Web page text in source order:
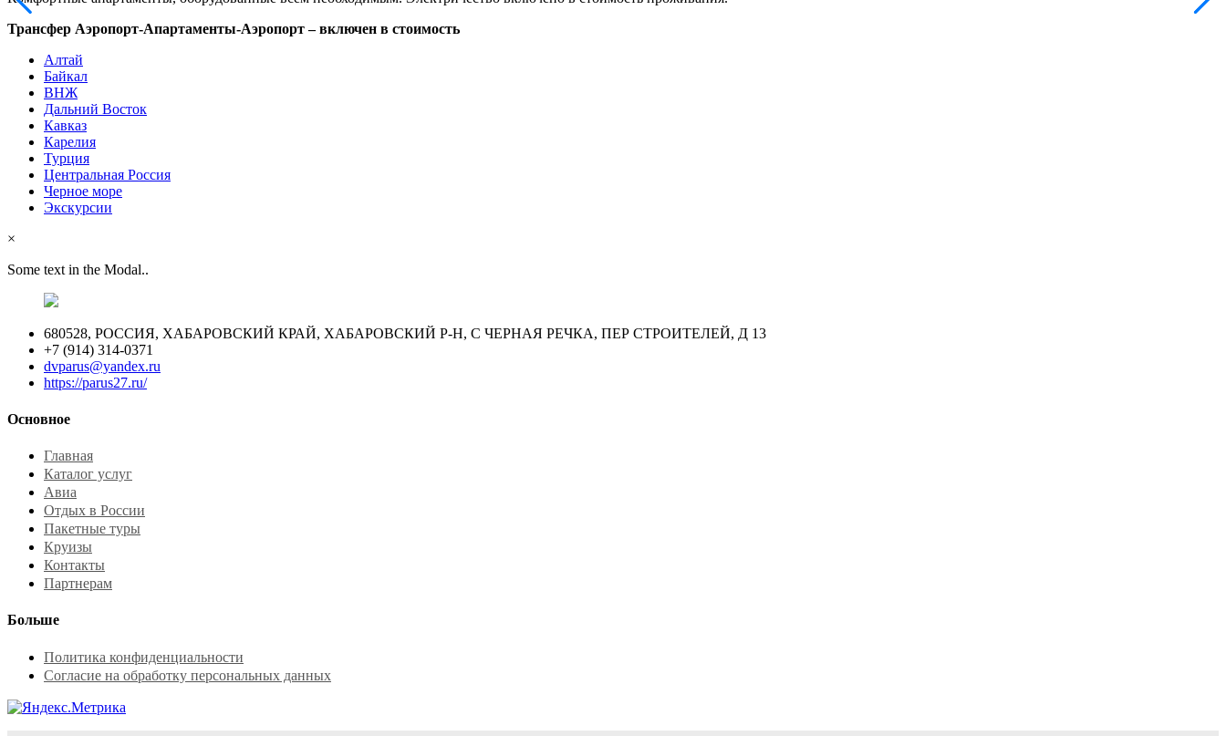
Трансфер Аэропорт-Апартаменты-Аэропорт – включен в стоимость
Алтай
Байкал
ВНЖ
Дальний Восток
Кавказ
Карелия
Турция
Центральная Россия
Черное море
Экскурсии
×
Some text in the Modal..
680528, РОССИЯ, ХАБАРОВСКИЙ КРАЙ, ХАБАРОВСКИЙ Р-Н, С ЧЕРНАЯ РЕЧКА, ПЕР СТРОИТЕЛЕЙ, Д 13
+7 (914) 314-0371
dvparus@yandex.ru
https://parus27.ru/
Основное
Главная
Каталог услуг
Авиа
Отдых в России
Пакетные туры
Круизы
Контакты
Партнерам
Больше
Политика конфиденциальности
Согласие на обработку персональных данных